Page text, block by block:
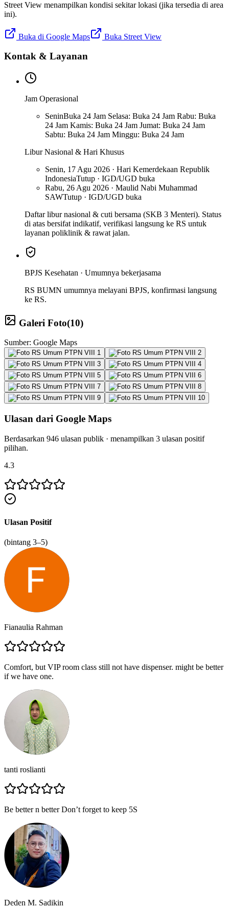
Street View menampilkan kondisi sekitar lokasi (jika tersedia di area
ini).
Buka di Google Maps Buka Street View
Kontak & Layanan
Jam Operasional
SeninBuka 24 Jam Selasa: Buka 24 Jam Rabu: Buka
24 Jam Kamis: Buka 24 Jam Jumat: Buka 24 Jam
Sabtu: Buka 24 Jam Minggu: Buka 24 Jam
Libur Nasional & Hari Khusus
Senin, 17 Agu 2026 · Hari Kemerdekaan Republik
IndonesiaTutup · IGD/UGD buka
Rabu, 26 Agu 2026 · Maulid Nabi Muhammad
SAWTutup · IGD/UGD buka
Daftar libur nasional & cuti bersama (SKB 3 Menteri). Status
di atas bersifat indikatif, verifikasi langsung ke RS untuk
layanan poliklinik & rawat jalan.
BPJS Kesehatan · Umumnya bekerjasama
RS BUMN umumnya melayani BPJS, konfirmasi langsung
ke RS.
Galeri Foto(10)
Sumber: Google Maps
Ulasan dari Google Maps
Berdasarkan 946 ulasan publik · menampilkan 3 ulasan positif
pilihan.
4.3
Ulasan Positif
(bintang 3–5)
Fianaulia Rahman
Comfort, but VIP room class still not have dispenser. might be better
if we have one.
tanti roslianti
Be better n better Don’t forget to keep 5S
Deden M. Sadikin